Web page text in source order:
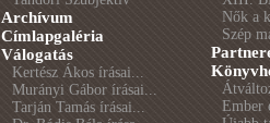
Archívum
Címlapgaléria
Válogatás
Kertész Ákos írásai...
Murányi Gábor írásai...
Tarján Tamás írásai...
Nők a
Szép
Ember